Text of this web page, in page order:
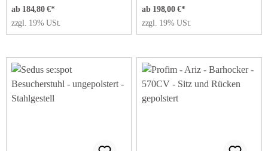
ab 184,80 €*
zzgl. 19% USt.
ab 198,00 €*
zzgl. 19% USt.